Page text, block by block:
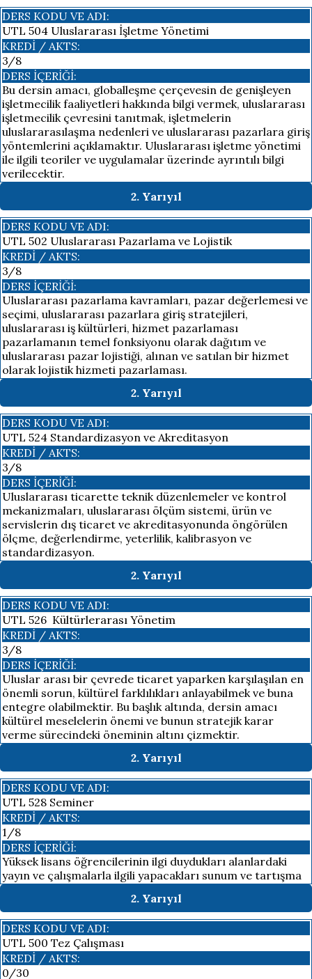
DERS KODU VE ADI:
UTL 504 Uluslararası İşletme Yönetimi
KREDI / AKTS:
3/8
DERS İÇERIĞI:
Bu dersin amacı, globalleşme çerçevesin de genişleyen
işletmecilik faaliyetleri hakkında bilgi vermek, uluslararası
işletmecilik çevresini tanıtmak, işletmelerin
uluslararasılaşma nedenleri ve uluslararası pazarlara giriş
yöntemlerini açıklamaktır. Uluslararası işletme yönetimi
ile ilgili teoriler ve uygulamalar üzerinde ayrıntılı bilgi
verilecektir.
2. Yarıyıl
DERS KODU VE ADI:
UTL 502 Uluslararası Pazarlama ve Lojistik
KREDI / AKTS:
3/8
DERS İÇERIĞI:
Uluslararası pazarlama kavramları, pazar değerlemesi ve
seçimi, uluslararası pazarlara giriş stratejileri,
uluslararası iş kültürleri, hizmet pazarlaması
pazarlamanın temel fonksiyonu olarak dağıtım ve
uluslararası pazar lojistiği, alınan ve satılan bir hizmet
olarak lojistik hizmeti pazarlaması.
2. Yarıyıl
DERS KODU VE ADI:
UTL 524 Standardizasyon ve Akreditasyon
KREDI / AKTS:
3/8
DERS İÇERIĞI:
Uluslararası ticarette teknik düzenlemeler ve kontrol
mekanizmaları, uluslararası ölçüm sistemi, ürün ve
servislerin dış ticaret ve akreditasyonunda öngörülen
ölçme, değerlendirme, yeterlilik, kalibrasyon ve
standardizasyon.
2. Yarıyıl
DERS KODU VE ADI:
UTL 526 Kültürlerarası Yönetim
KREDI / AKTS:
3/8
DERS İÇERIĞI:
Uluslar arası bir çevrede ticaret yaparken karşılaşılan en
önemli sorun, kültürel farklılıkları anlayabilmek ve buna
entegre olabilmektir. Bu başlık altında, dersin amacı
kültürel meselelerin önemi ve bunun stratejik karar
verme sürecindeki öneminin altını çizmektir.
2. Yarıyıl
DERS KODU VE ADI:
UTL 528 Seminer
KREDI / AKTS:
1/8
DERS İÇERIĞI:
Yüksek lisans öğrencilerinin ilgi duydukları alanlardaki
yayın ve çalışmalarla ilgili yapacakları sunum ve tartışma
2. Yarıyıl
DERS KODU VE ADI:
UTL 500 Tez Çalışması
KREDI / AKTS:
0/30